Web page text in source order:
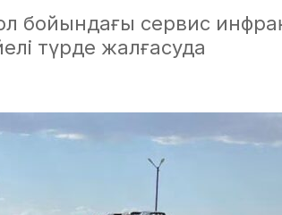
бойындағы сервис
түрде жалғасуда